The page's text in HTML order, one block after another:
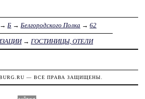
→ Б → Белгородского Полка → 62
→ ГОСТИНИЦЫ, ОТЕЛИ
— ВСЕ ПРАВА ЗАЩИЩЕНЫ.